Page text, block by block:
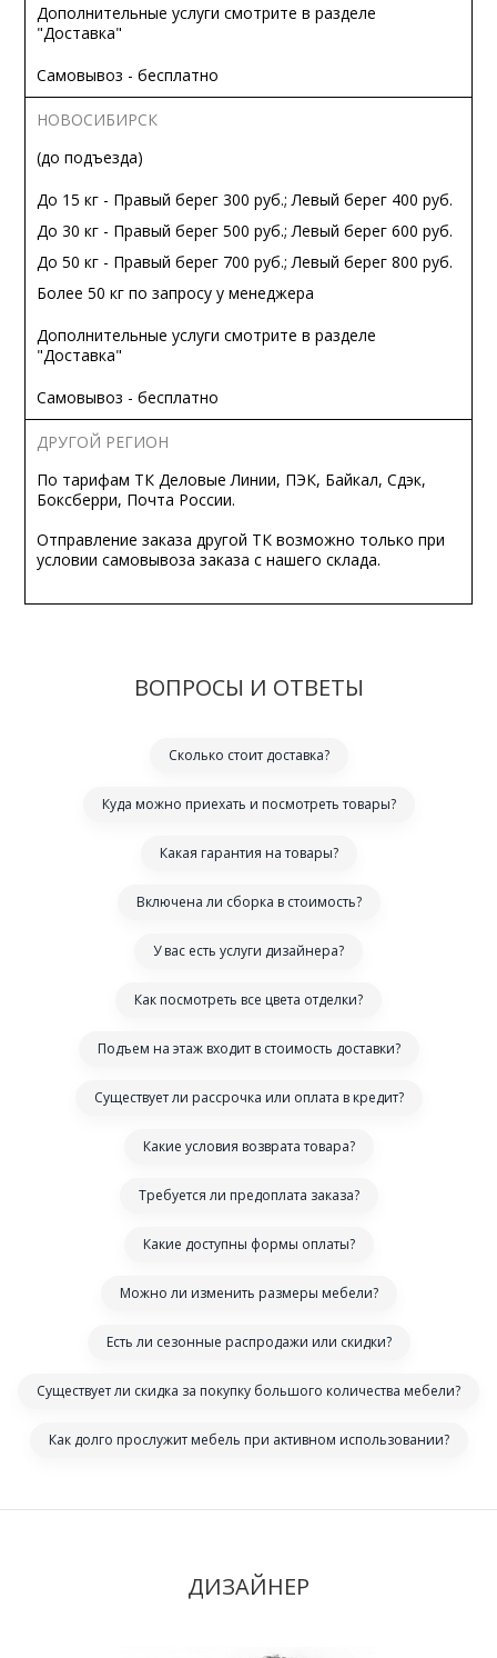
Дополнительные услуги смотрите в разделе
"Доставка"
Самовывоз - бесплатно
НОВОСИБИРСК
(до подъезда)
До 15 кг - Правый берег 300 руб.; Левый берег 400 руб.
До 30 кг - Правый берег 500 руб.; Левый берег 600 руб.
До 50 кг - Правый берег 700 руб.; Левый берег 800 руб.
Более 50 кг по запросу у менеджера
Дополнительные услуги смотрите в разделе
"Доставка"
Самовывоз - бесплатно
ДРУГОЙ РЕГИОН
По тарифам ТК Деловые Линии, ПЭК, Байкал, Сдэк,
Боксберри, Почта России.
Отправление заказа другой ТК возможно только при
условии самовывоза заказа с нашего склада.
ВОПРОСЫ И ОТВЕТЫ
Сколько стоит доставка?
Куда можно приехать и посмотреть товары?
Какая гарантия на товары?
Включена ли сборка в стоимость?
У вас есть услуги дизайнера?
Как посмотреть все цвета отделки?
Подъем на этаж входит в стоимость доставки?
Существует ли рассрочка или оплата в кредит?
Какие условия возврата товара?
Требуется ли предоплата заказа?
Какие доступны формы оплаты?
Можно ли изменить размеры мебели?
Есть ли сезонные распродажи или скидки?
Существует ли скидка за покупку большого количества мебели?
Как долго прослужит мебель при активном использовании?
ДИЗАЙНЕР